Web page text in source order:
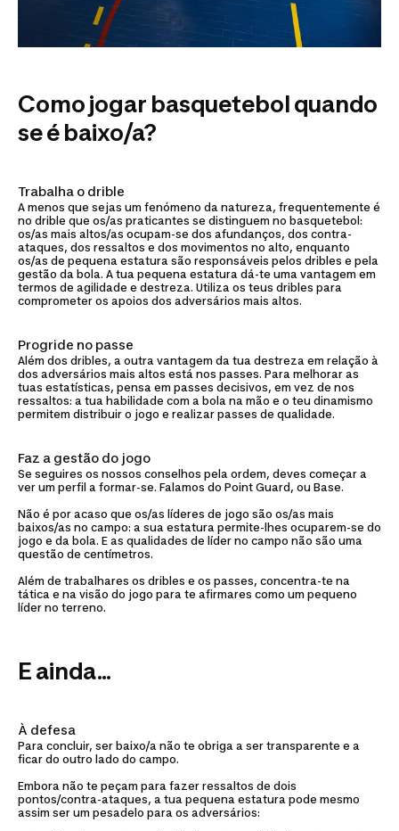
Como jogar basquetebol quando
se é baixo/a?
Trabalha o drible
A menos que sejas um fenómeno da natureza, frequentemente é
no drible que os/as praticantes se distinguem no basquetebol:
os/as mais altos/as ocupam-se dos afundanços, dos contra-
ataques, dos ressaltos e dos movimentos no alto, enquanto
os/as de pequena estatura são responsáveis pelos dribles e pela
gestão da bola. A tua pequena estatura dá-te uma vantagem em
termos de agilidade e destreza. Utiliza os teus dribles para
comprometer os apoios dos adversários mais altos.
Progride no passe
Além dos dribles, a outra vantagem da tua destreza em relação à
dos adversários mais altos está nos passes. Para melhorar as
tuas estatísticas, pensa em passes decisivos, em vez de nos
ressaltos: a tua habilidade com a bola na mão e o teu dinamismo
permitem distribuir o jogo e realizar passes de qualidade.
Faz a gestão do jogo
Se seguires os nossos conselhos pela ordem, deves começar a
ver um perfil a formar-se. Falamos do Point Guard, ou Base.
Não é por acaso que os/as líderes de jogo são os/as mais
baixos/as no campo: a sua estatura permite-lhes ocuparem-se do
jogo e da bola. E as qualidades de líder no campo não são uma
questão de centímetros.
Além de trabalhares os dribles e os passes, concentra-te na
tática e na visão do jogo para te afirmares como um pequeno
líder no terreno.
E ainda...
À defesa
Para concluir, ser baixo/a não te obriga a ser transparente e a
ficar do outro lado do campo.
Embora não te peçam para fazer ressaltos de dois
pontos/contra-ataques, a tua pequena estatura pode mesmo
assim ser um pesadelo para os adversários: